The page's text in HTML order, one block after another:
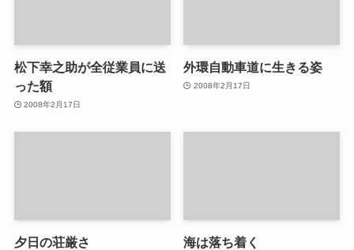
松下幸之助が全従業員に送
った額
2008年2月17日
外環自動車道に生きる姿
2008年2月17日
夕日の荘厳さ 海は落ち着く